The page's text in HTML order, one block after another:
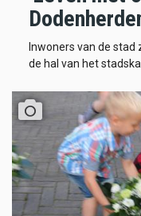
Inwoners van de
de hal van het